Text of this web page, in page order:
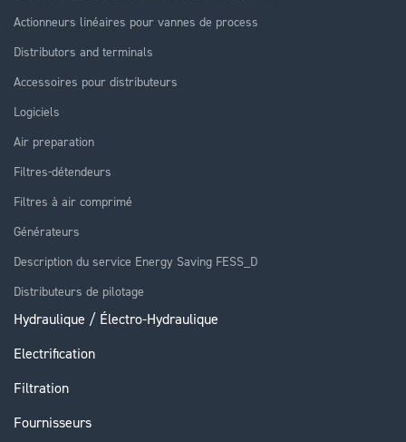
Actionneurs linéaires pour vannes de process
Distributors and terminals
Accessoires pour distributeurs
Logiciels
Air preparation
Filtres-détendeurs
Filtres à air comprimé
Générateurs
Description du service Energy Saving FESS_D
Distributeurs de pilotage
Hydraulique / Électro-Hydraulique
Electrification
Filtration
Fournisseurs